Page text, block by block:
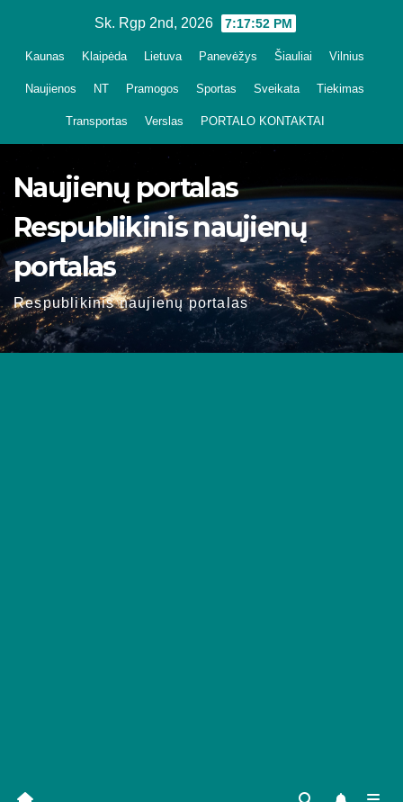
Sk. Rgp 2nd, 2026 7:17:53 PM
Kaunas Klaipėda Lietuva Panevėžys Šiauliai Vilnius
Naujienos NT Pramogos Sportas Sveikata Tiekimas
Transportas Verslas PORTALO KONTAKTAI
Naujienų portalas
Respublikinis naujienų
portalas
Respublikinis naujienų portalas